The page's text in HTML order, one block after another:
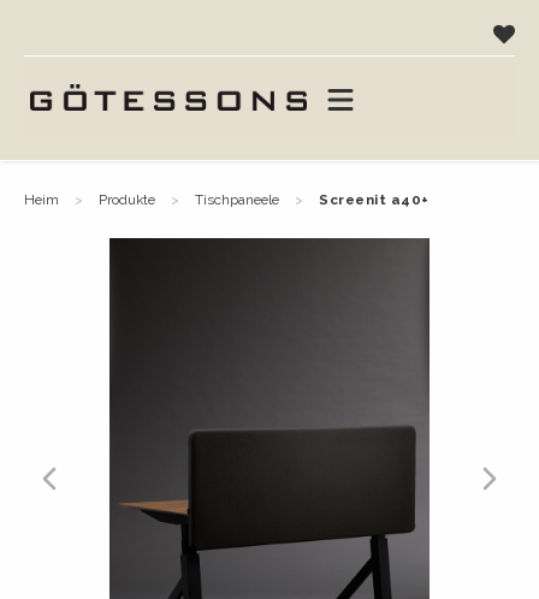
heim produkte tischpaneele screenit a40+